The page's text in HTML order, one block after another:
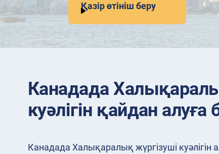
Қазір өтініш беру
Канадада
куәлігін қайдан
Канадада Халықаралық жүргізуші куәлігін